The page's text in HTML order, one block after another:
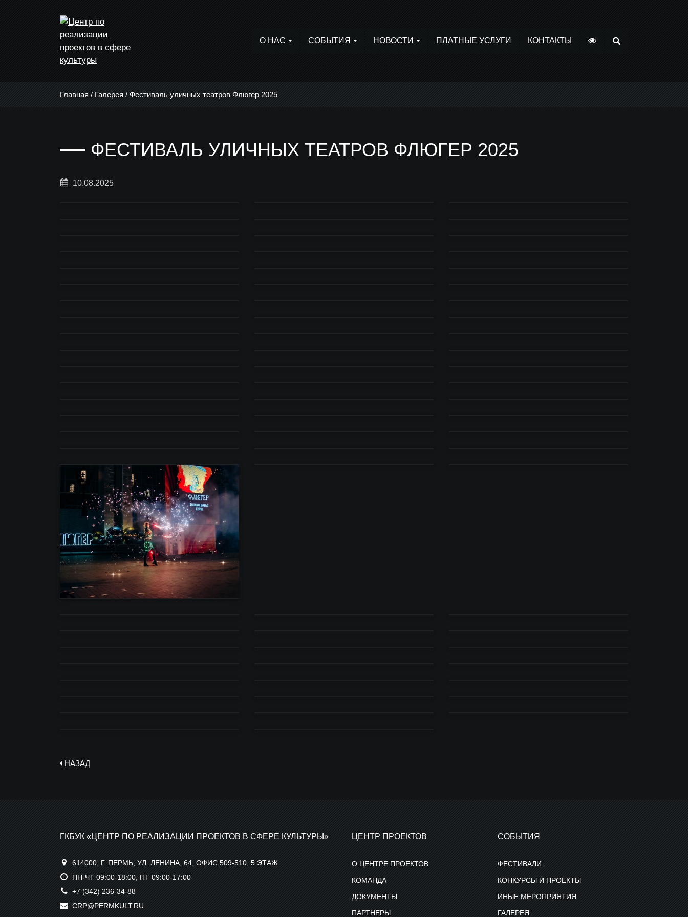
О НАС СОБЫТИЯ НОВОСТИ ПЛАТНЫЕ УСЛУГИ КОНТАКТЫ
Главная / Галерея / Фестиваль уличных театров Флюгер 2025
ФЕСТИВАЛЬ УЛИЧНЫХ ТЕАТРОВ ФЛЮГЕР 2025
10.08.2025
НАЗАД
ГКБУК «ЦЕНТР ПО РЕАЛИЗАЦИИ ПРОЕКТОВ В СФЕРЕ КУЛЬТУРЫ»
614000, Г. ПЕРМЬ, УЛ. ЛЕНИНА, 64, ОФИС 509-510, 5 ЭТАЖ
ПН-ЧТ 09:00-18:00, ПТ 09:00-17:00
+7 (342) 236-34-88
CRP@PERMKULT.RU
ЦЕНТР ПРОЕКТОВ
О ЦЕНТРЕ ПРОЕКТОВ
КОМАНДА
ДОКУМЕНТЫ
ПАРТНЕРЫ
СОБЫТИЯ
ФЕСТИВАЛИ
КОНКУРСЫ И ПРОЕКТЫ
ИНЫЕ МЕРОПРИЯТИЯ
ГАЛЕРЕЯ